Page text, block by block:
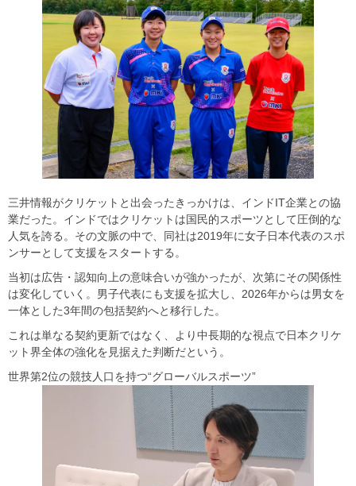
三井情報がクリケットと出会ったきっかけは、インドIT企業との協
業だった。インドではクリケットは国民的スポーツとして圧倒的な
人気を誇る。その文脈の中で、同社は2019年に女子日本代表のスポ
ンサーとして支援をスタートする。
当初は広告・認知向上の意味合いが強かったが、次第にその関係性
は変化していく。男子代表にも支援を拡大し、2026年からは男女を
一体とした3年間の包括契約へと移行した。
これは単なる契約更新ではなく、より中長期的な視点で日本クリケ
ット界全体の強化を見据えた判断だという。
世界第2位の競技人口を持つ“グローバルスポーツ”